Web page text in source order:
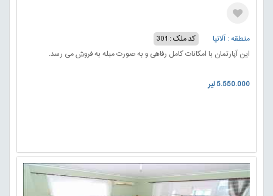
منطقه : آلانیا
کد ملک : 301
این آپارتمان با امکانات کامل رفاهی و به صورت مبله به فروش می رسد.
5.550.000 لیر